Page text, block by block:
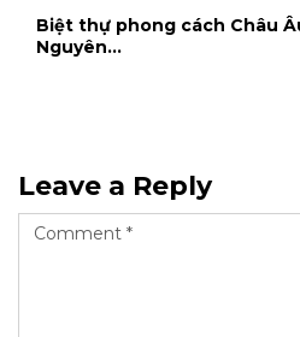
Biệt thự phong cách Châu
Nguyên…
Leave a Reply